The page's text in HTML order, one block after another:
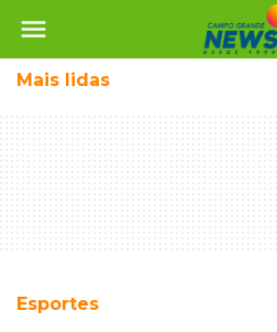
menu
Mais lidas
Esportes